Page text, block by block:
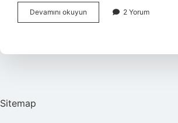
Devamını okuyun
Pazarlama
Olunur
2 Yorum
Sitemap